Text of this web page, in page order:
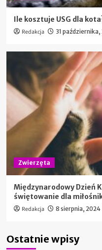
Ile kosztuje USG dla
Redakcja 31
Zwierzęta
Międzynarodowy Dzień
świętowanie dla
Redakcja 8 sierpnia, 2024
Ostatnie wpisy